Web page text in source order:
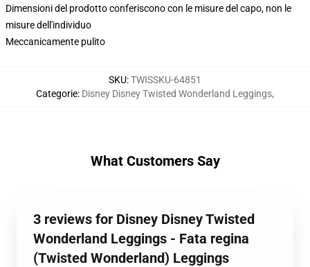
Dimensioni del prodotto conferiscono con le misure del capo, non le
misure dell'individuo
Meccanicamente pulito
SKU:TWISSKU-64851
Categorie: Disney Disney Twisted Wonderland Leggings,
What Customers Say
3 reviews for Disney Disney Twisted
Wonderland Leggings - Fata regina
(Twisted Wonderland) Leggings